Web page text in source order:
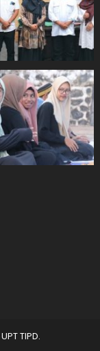
UPT TIPD.